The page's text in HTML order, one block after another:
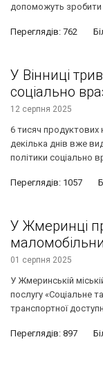
допоможуть зробити
Переглядів: 762
У Вінниці
соціально
12 серпня 2025
6 тисяч продуктових
декілька днів вже
політики соціально
Переглядів: 1057
У Жмеринці
01 серпня 2025
У Жмеринській
послугу «Соціальне
транспортної
Переглядів: 897